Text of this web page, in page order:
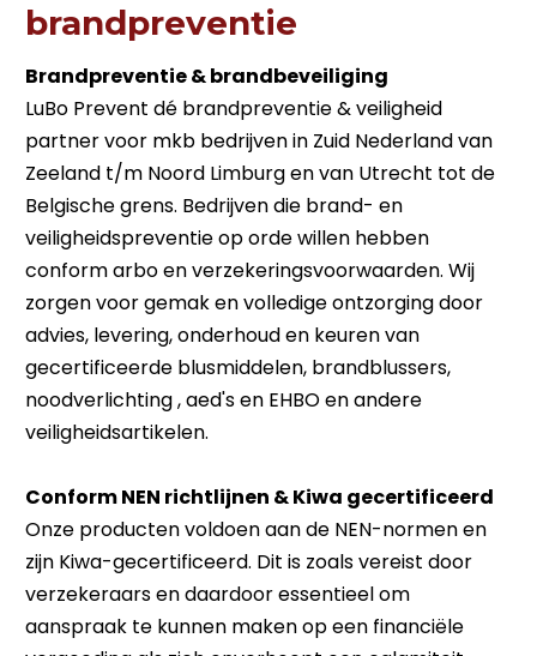
brandpreventie
Brandpreventie & brandbeveiliging
LuBo Prevent dé brandpreventie & veiligheid
partner voor mkb bedrijven in Zuid Nederland van
Zeeland t/m Noord Limburg en van Utrecht tot de
Belgische grens. Bedrijven die brand- en
veiligheidspreventie op orde willen hebben
conform arbo en verzekeringsvoorwaarden. Wij
zorgen voor gemak en volledige ontzorging door
advies, levering, onderhoud en keuren van
gecertificeerde blusmiddelen, brandblussers,
noodverlichting , aed's en EHBO en andere
veiligheidsartikelen.
Conform NEN richtlijnen & Kiwa gecertificeerd
Onze producten voldoen aan de NEN-normen en
zijn Kiwa-gecertificeerd. Dit is zoals vereist door
verzekeraars en daardoor essentieel om
aanspraak te kunnen maken op een financiële